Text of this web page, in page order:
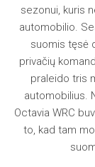
sezonui, kuris
automobilio.
suomis tęsė
privačių
praleido tris
automobilius.
Octavia WRC
to, kad tam